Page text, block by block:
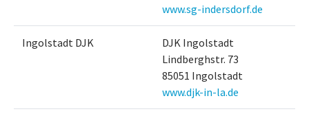
www.sg-indersdorf.de
Ingolstadt DJK
DJK Ingolstadt
Lindberghstr. 73
85051 Ingolstadt
www.djk-in-la.de